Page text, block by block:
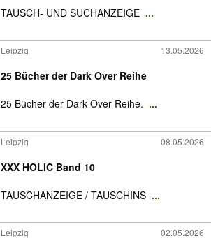
TAUSCH- UND SUCHANZEIGE ...
Leipzig 13.05.2026
25 Bücher der Dark Over Reihe
25 Bücher der Dark Over Reihe. ...
Leipzig 08.05.2026
XXX HOLIC Band 10
TAUSCHANZEIGE / TAUSCHINS ...
Leipzig 02.05.2026